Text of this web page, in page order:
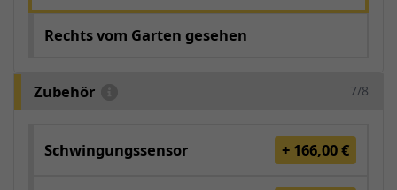
Rechts vom Garten gesehen
Zubehör 7/8
Schwingungssensor + 166,00 €